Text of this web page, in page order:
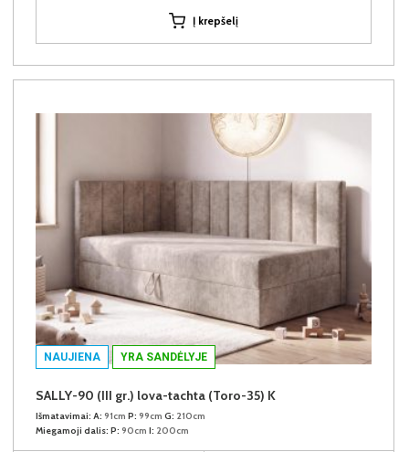
Į krepšelį
NAUJIENA YRA SANDĖLYJE
SALLY-90 (III gr.) lova-tachta (Toro-35) K
Išmatavimai: A: 91cm P: 99cm G: 210cm
Miegamoji dalis: P: 90cm I: 200cm